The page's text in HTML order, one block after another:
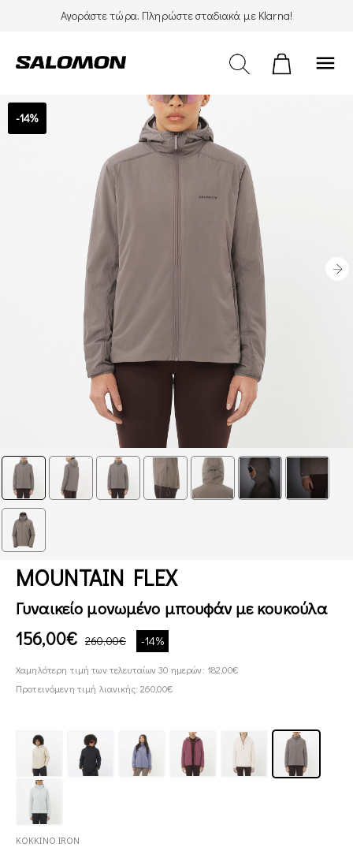
Αγοράστε τώρα. Πληρώστε σταδιακά με Klarna!
menu
-14%
MOUNTAIN FLEX
Γυναικείο μονωμένο μπουφάν με κουκούλα
156,00€ 260,00€ -14%
Χαμηλότερη τιμή των τελευταίων 30 ημερών: 182,00€
Προτεινόμενη τιμή λιανικής: 260,00€
ΚΟΚΚΙΝΟ IRON